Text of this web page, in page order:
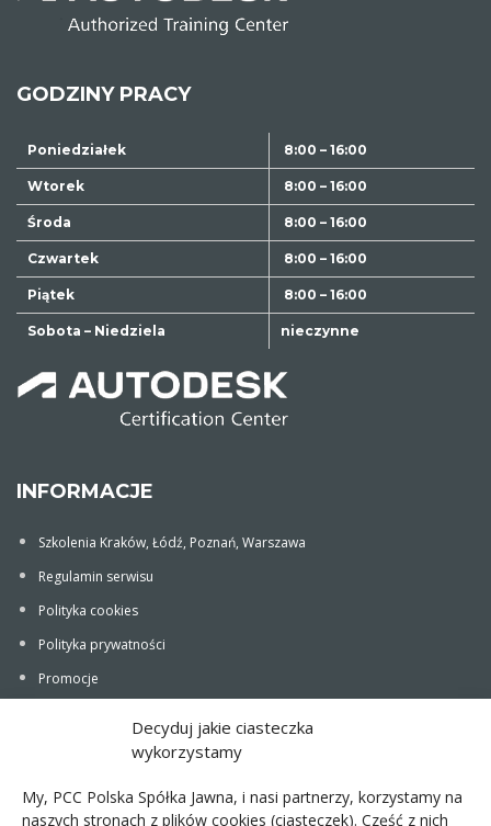
Decyduj jakie ciasteczka
wykorzystamy
My, PCC Polska Spółka Jawna, i nasi partnerzy, korzystamy na
naszych stronach z plików cookies (ciasteczek). Część z nich
GODZINY PRACY
Poniedziałek 8:00 – 16:00
Wtorek 8:00 – 16:00
Środa 8:00 – 16:00
Czwartek 8:00 – 16:00
Piątek 8:00 – 16:00
Sobota – Niedziela nieczynne
INFORMACJE
Szkolenia Kraków, Łódź, Poznań, Warszawa
Regulamin serwisu
Polityka cookies
Polityka prywatności
Promocje